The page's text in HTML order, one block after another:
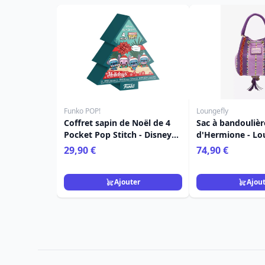
Funko POP!
Coffret sapin de Noël de 4
Pocket Pop Stitch - Disney
Lilo & Stitch
29,90 €
Ajouter
Loungefly
Sac à
d'Hermione -
Harry Potter
74,90 €